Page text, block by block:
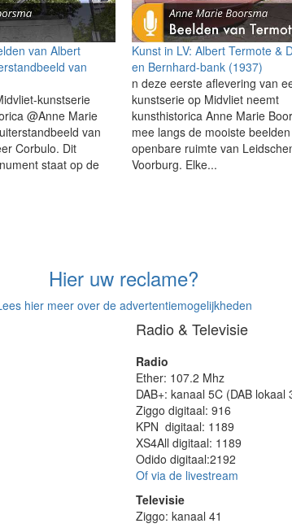
van Albert
van
kunstserie
@Anne Marie
van
Corbulo. Dit
staat op de
Kunst in LV: Albert Termote &
en Bernhard-bank (1937)
n deze eerste aflevering van
kunstserie op Midvliet neemt
kunsthistorica Anne Marie
mee langs de mooiste
openbare ruimte van
Voorburg. Elke...
Hier uw reclame?
hier meer over de advertentiemogelijkheden
Radio & Televisie
Radio
Ether: 107.2 Mhz
DAB+: kanaal 5C (DAB lokaal
Ziggo digitaal: 916
KPN digitaal: 1189
XS4All digitaal: 1189
Odido digitaal:2192
Of via de livestream
Televisie
Ziggo: kanaal 41